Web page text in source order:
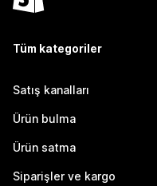
Tüm kategoriler
Satış kanalları
Ürün bulma
Ürün satma
Siparişler ve kargo